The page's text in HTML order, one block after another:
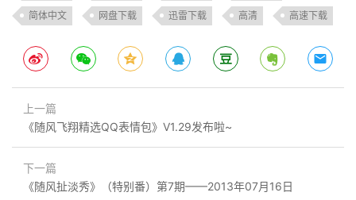
简体中文 网盘下载 迅雷下载 高清 高速下载
上一篇
《随风飞翔精选QQ表情包》V1.29发布啦~
下一篇
《随风扯淡秀》（特别番）第7期——2013年07月16日